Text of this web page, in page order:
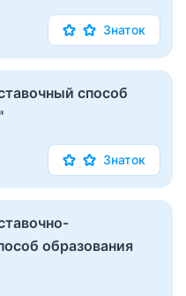
Знаток
способ
Знаток
образования